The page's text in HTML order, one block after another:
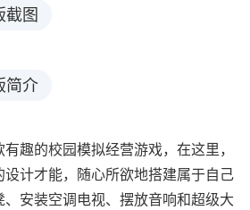
截图
简介
有趣的校园模拟经营游戏，在这里，
计才能，随心所欲地搭建属于自己
安装空调电视、摆放音响和超级大